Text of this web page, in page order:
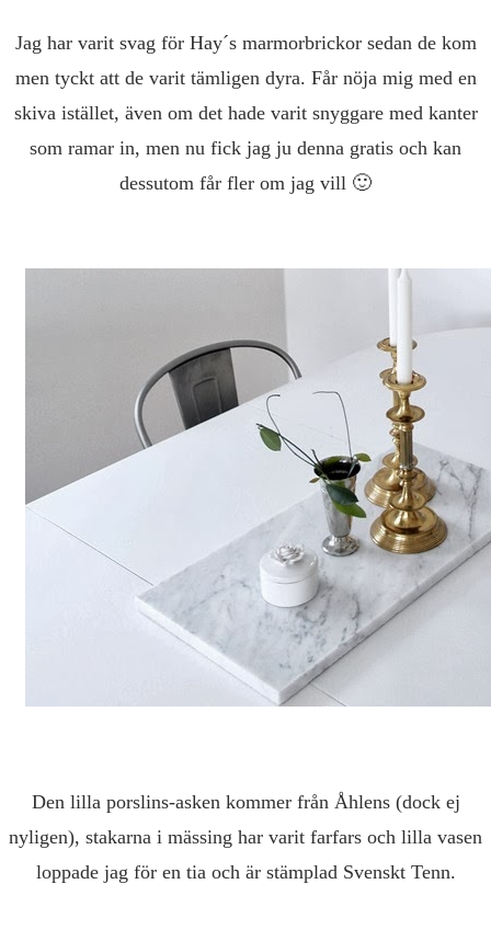
Jag har varit svag för Hay´s marmorbrickor sedan de kom
men tyckt att de varit tämligen dyra. Får nöja mig med en
skiva istället, även om det hade varit snyggare med kanter
som ramar in, men nu fick jag ju denna gratis och kan
dessutom får fler om jag vill 🙂
Den lilla porslins-asken kommer från Åhlens (dock ej
nyligen), stakarna i mässing har varit farfars och lilla vasen
loppade jag för en tia och är stämplad Svenskt Tenn.